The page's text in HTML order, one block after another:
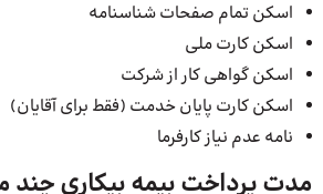
اسکن تمام صفحات شناسنامه
اسکن کارت ملی
اسکن گواهی کار از شرکت
اسکن کارت پایان خدمت (فقط برای آقایان)
نامه عدم نیاز کارفرما
مدت پرداخت بیمه بیکاری